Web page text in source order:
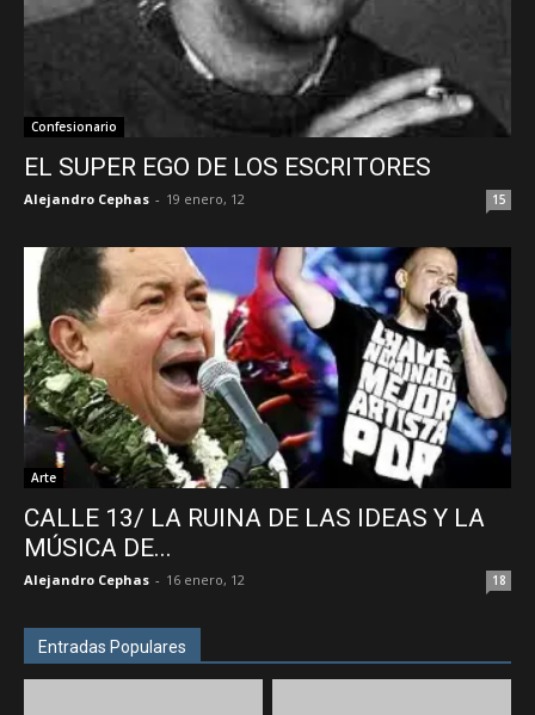
Confesionario
EL SUPER EGO DE LOS ESCRITORES
Alejandro Cephas - 19 enero, 12 15
Arte
CALLE 13/ LA RUINA DE LAS IDEAS Y LA
MÚSICA DE...
Alejandro Cephas - 16 enero, 12 18
Entradas Populares